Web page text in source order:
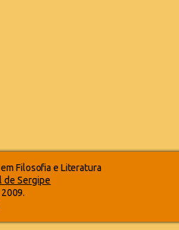
Filosofia e Literatura
de Sergipe